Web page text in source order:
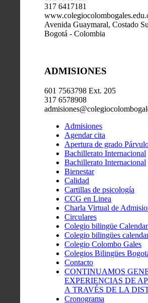
317 6417181
Avenida Guaymaral, Costado
Bogotá - Colombia
ADMISIONES
601 7563798 Ext. 205
317 6578908
Admisiones
Agendar cita
Apertura de grado
Bachillerato Internacional
Bachillerato Internacional
Bienestar
Calidad
Cartillas de psicología
CCG en Linea
Charla Virtual de
Circulares
Colegio bilingüe
Colegio bilingües
Colegio Colombo Gales
Colegios Bilingües
Contacto
CONTINUAMOS
EXPERIENCIAS DE
A TRAVÉS DE LA
Cronograma